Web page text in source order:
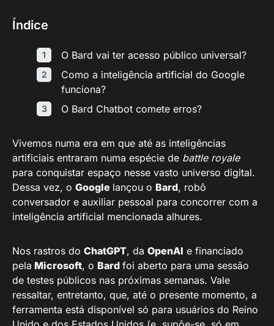
Índice
O Bard vai ter acesso público universal?
Como a inteligência artificial do Google
funciona?
O Bard Chatbot comete erros?
Vivemos numa era em que até as inteligências
artificiais entraram numa espécie de battle royale
para conquistar espaço nesse vasto universo digital.
Dessa vez, o Google lançou o Bard, robô
conversador e auxiliar pessoal para concorrer com a
inteligência artificial mencionada alhures.
Nos rastros do ChatGPT, da OpenAI e financiado
pela Microsoft, o Bard foi aberto para uma sessão
de testes públicos nas próximas semanas. Vale
ressaltar, entretanto, que, até o presente momento, a
ferramenta está disponível só para usuários do Reino